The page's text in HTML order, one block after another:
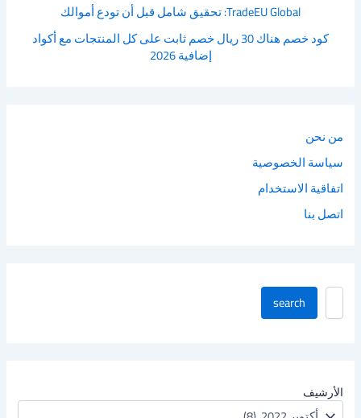
TradeEU Global: تحقيق شامل قبل أن تودع أموالك
كود خصم هناك 30 ريال خصم ثابت على كل المنتجات مع أكواد
إضافية 2026
من نحن
سياسة الخصوصية
اتفاقية الاستخدام
اتصل بنا
ا
ا
ل
search
الأرشيف